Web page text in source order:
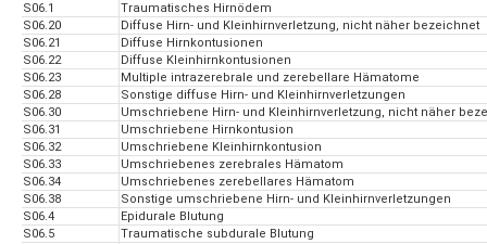
S06.1
Traumatisches Hirnödem
S06.20
Diffuse Hirn- und Kleinhirnverletzung, nicht näher bezeichnet
S06.21
Diffuse Hirnkontusionen
S06.22
Diffuse Kleinhirnkontusionen
S06.23
Multiple intrazerebrale und zerebellare Hämatome
S06.28
Sonstige diffuse Hirn- und Kleinhirnverletzungen
S06.30
Umschriebene Hirn- und Kleinhirnverletzung, nicht näher
S06.31
Umschriebene Hirnkontusion
S06.32
Umschriebene Kleinhirnkontusion
S06.33
Umschriebenes zerebrales Hämatom
S06.34
Umschriebenes zerebellares Hämatom
S06.38
Sonstige umschriebene Hirn- und Kleinhirnverletzungen
S06.4
Epidurale Blutung
S06.5
Traumatische subdurale Blutung